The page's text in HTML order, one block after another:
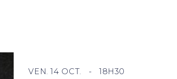
VEN. 14 OCT. - 18H30